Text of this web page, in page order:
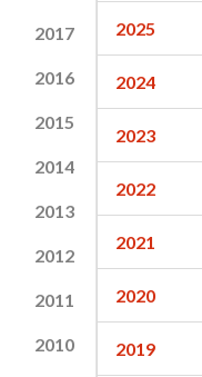
2017
2016
2015
2014
2013
2012
2011
2010
2025
2024
2023
2022
2021
2020
2019